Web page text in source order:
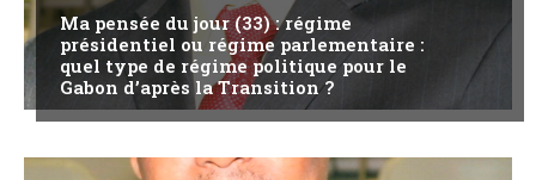
Ma pensée du jour (33) : régime
présidentiel ou régime parlementaire :
quel type de régime politique pour le
Gabon d’après la Transition ?